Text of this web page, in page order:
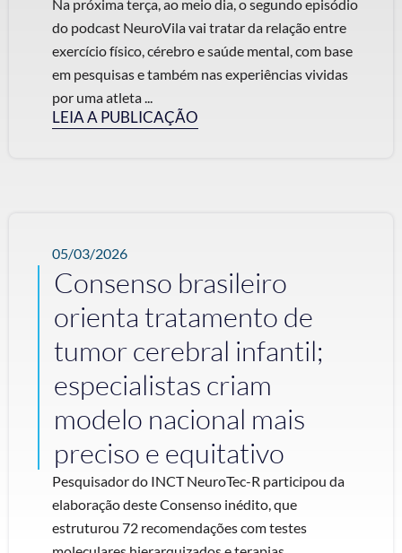
Na próxima terça, ao meio dia, o segundo episódio
do podcast NeuroVila vai tratar da relação entre
exercício físico, cérebro e saúde mental, com base
em pesquisas e também nas experiências vividas
por uma atleta ...
LEIA A PUBLICAÇÃO
05/03/2026
Consenso brasileiro
orienta tratamento de
tumor cerebral infantil;
especialistas criam
modelo nacional mais
preciso e equitativo
Pesquisador do INCT NeuroTec-R participou da
elaboração deste Consenso inédito, que
estruturou 72 recomendações com testes